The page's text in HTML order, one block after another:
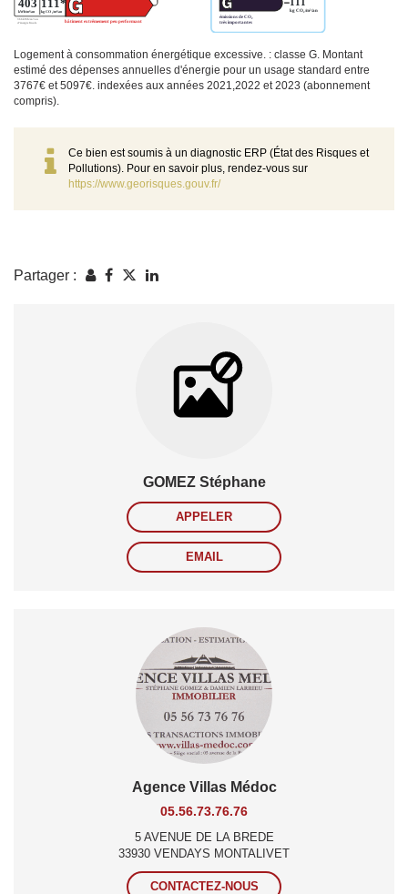
Logement à consommation énergétique excessive. : classe G. Montant
estimé des dépenses annuelles d'énergie pour un usage standard entre
3767€ et 5097€. indexées aux années 2021,2022 et 2023 (abonnement
compris).
Ce bien est soumis à un diagnostic ERP (État des Risques et
Pollutions). Pour en savoir plus, rendez-vous sur
https://www.georisques.gouv.fr/
Partager :
GOMEZ Stéphane
APPELER
EMAIL
Agence Villas Médoc
05.56.73.76.76
5 AVENUE DE LA BREDE
33930 VENDAYS MONTALIVET
CONTACTEZ-NOUS